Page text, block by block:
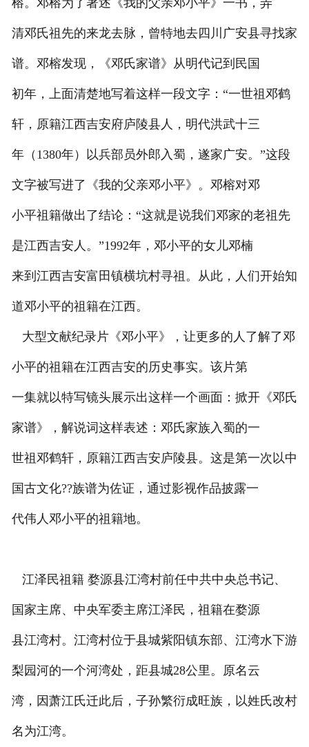
榕。邓榕为了著述《我的父亲邓小平》一书，弄
清邓氏祖先的来龙去脉，曾特地去四川广安县寻找家
谱。邓榕发现，《邓氏家谱》从明代记到民国
初年，上面清楚地写着这样一段文字：“一世祖邓鹤
轩，原籍江西吉安府庐陵县人，明代洪武十三
年（1380年）以兵部员外郎入蜀，遂家广安。”这段
文字被写进了《我的父亲邓小平》。邓榕对邓
小平祖籍做出了结论：“这就是说我们邓家的老祖先
是江西吉安人。”1992年，邓小平的女儿邓楠
来到江西吉安富田镇横坑村寻祖。从此，人们开始知
道邓小平的祖籍在江西。
大型文献纪录片《邓小平》，让更多的人了解了邓
小平的祖籍在江西吉安的历史事实。该片第
一集就以特写镜头展示出这样一个画面：掀开《邓氏
家谱》，解说词这样表述：邓氏家族入蜀的一
世祖邓鹤轩，原籍江西吉安庐陵县。这是第一次以中
国古文化??族谱为佐证，通过影视作品披露一
代伟人邓小平的祖籍地。
江泽民祖籍 婺源县江湾村前任中共中央总书记、
国家主席、中央军委主席江泽民，祖籍在婺源
县江湾村。江湾村位于县城紫阳镇东部、江湾水下游
梨园河的一个河湾处，距县城28公里。原名云
湾，因萧江氏迁此后，子孙繁衍成旺族，以姓氏改村
名为江湾。